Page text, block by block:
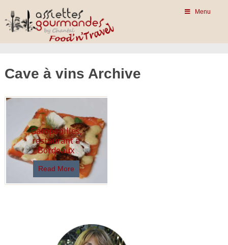
Menu
Cave à vins Archive
Garopapilles,
restaurant à
Bordeaux
Read More